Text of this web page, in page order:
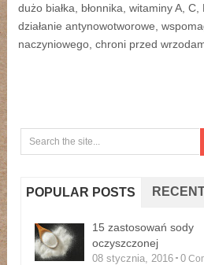
dużo białka, błonnika, witaminy A,
działanie antynowotworowe,
naczyniowego, chroni przed
POPULAR POSTS
15 zastosowań sody
oczyszczonej
08 stycznia, 2016 0